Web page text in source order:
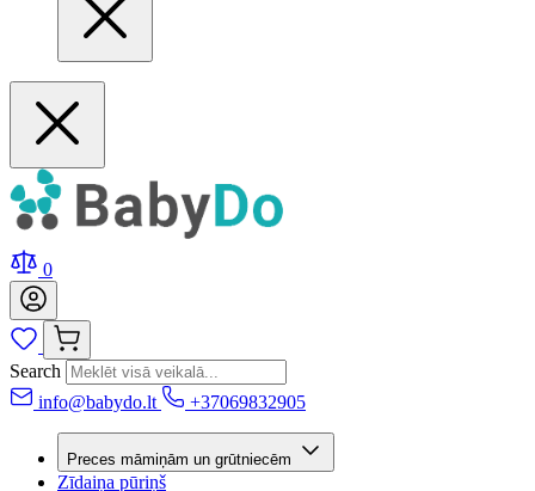
0
Search
info@babydo.lt
+37069832905
Preces māmiņām un grūtniecēm
Zīdaiņa pūriņš